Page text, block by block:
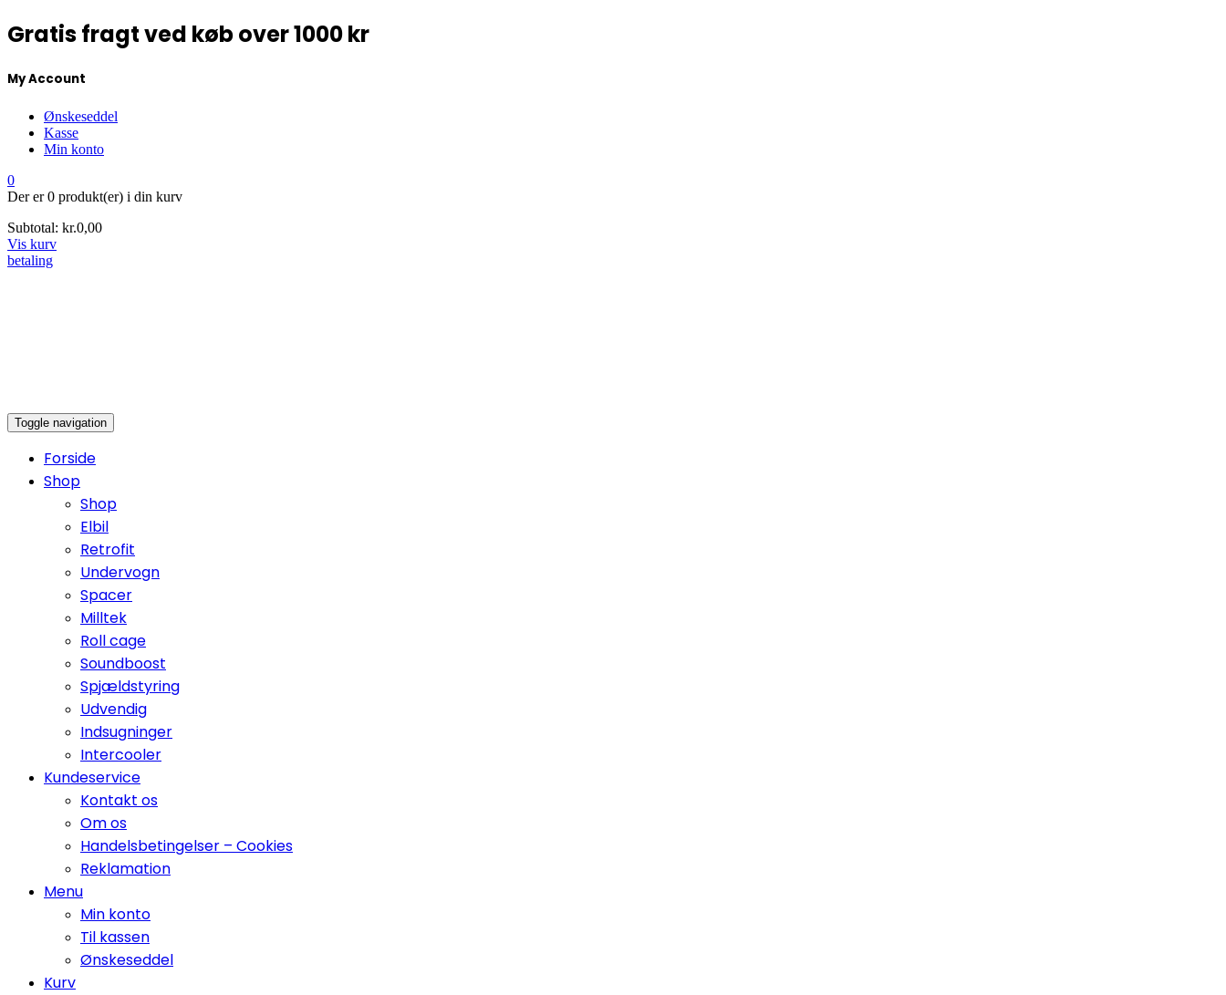
Gratis fragt ved køb over 1000 kr
My Account
Ønskeseddel
Kasse
Min konto
0
Der er0 produkt(er) i din kurv
Subtotal: kr.0,00
Vis kurv
betaling
Toggle navigation
Forside
Shop
Shop
Elbil
Retrofit
Undervogn
Spacer
Milltek
Roll cage
Soundboost
Spjældstyring
Udvendig
Indsugninger
Intercooler
Kundeservice
Kontakt os
Om os
Handelsbetingelser – Cookies
Reklamation
Menu
Min konto
Til kassen
Ønskeseddel
Kurv